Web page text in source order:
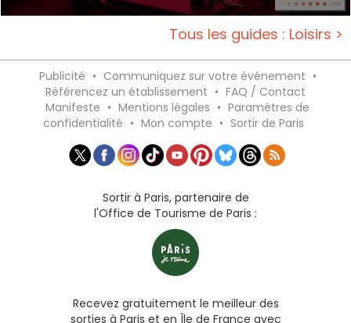
Tous les guides : Loisirs >
Publicité • Communiquez sur votre événement •
Référencez un établissement • FAQ / Contact
Manifeste • Mentions légales • Paramètres de
confidentialité • Mon compte • Sortir de Paris
Sortir à Paris, partenaire de
l'Office de Tourisme de Paris :
Recevez gratuitement le meilleur des
sorties à Paris et en Île de France avec